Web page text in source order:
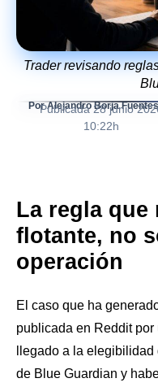
Trader revisando
Por Alejandro Borja Fuentes
Publicada 28 junio
10:22h
La regla que
flotante, no
operación
El caso que ha
publicada en Reddit
llegado a la
de Blue Guardian y